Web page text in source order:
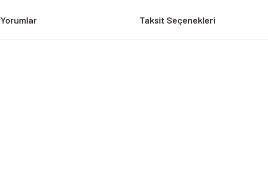
Yorumlar Taksit Seçenekleri